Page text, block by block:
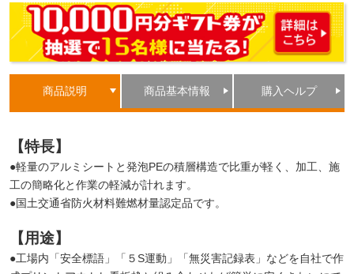
商品説明 商品基本情報 購入ヘルプ
【特長】
●軽量のアルミシートと発泡PEの積層構造で比重が軽く、加工、施
工の簡略化と作業の軽減が計れます。
●国土交通省防火材料難燃材量認定品です。
【用途】
●工場内「安全標語」「５S運動」「無災害記録表」などを自社で作